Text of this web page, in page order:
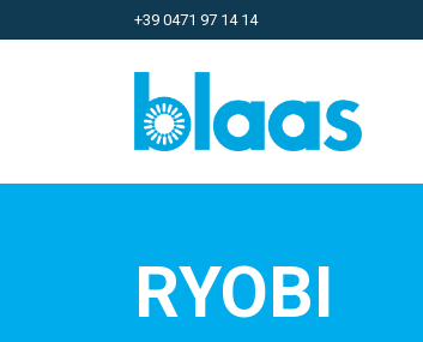
+39 0471 97 14 14
RYOBI